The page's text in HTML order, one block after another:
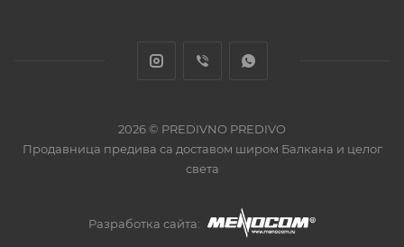
2026 © PREDIVNO PREDIVO
Продавница предива са доставом широм Балкана и целог
света
Разработка сайта: